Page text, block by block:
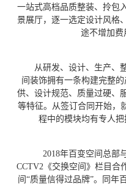
一站式高档品质整装、拎包
景展厅，逐一选定设计风格
途不增加费
从研发、设计、生产、整
间装饰拥有一条构建完整
供、设计规范、质量过硬、
等特征。从签订合同开始，
程中的模块均有专人把
2018年百变空间总部与
CCTV2《交换空间》栏目合
间“质量信得过品牌”。同年